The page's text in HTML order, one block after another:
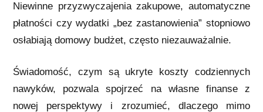
Niewinne przyzwyczajenia zakupowe, automatyczne
płatności czy wydatki „bez zastanowienia” stopniowo
osłabiają domowy budżet, często niezauważalnie.
Świadomość, czym są ukryte koszty codziennych
nawyków, pozwala spojrzeć na własne finanse z
nowej perspektywy i zrozumieć, dlaczego mimo